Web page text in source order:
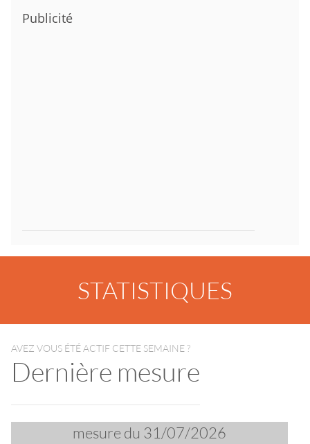
Publicité
STATISTIQUES
AVEZ VOUS ÉTÉ ACTIF CETTE SEMAINE ?
Dernière mesure
mesure du 31/07/2026